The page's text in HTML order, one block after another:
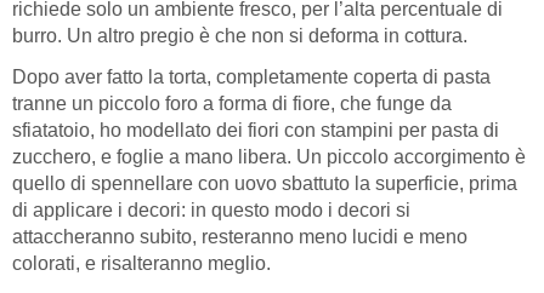
richiede solo un ambiente fresco, per l’alta percentuale di
burro. Un altro pregio è che non si deforma in cottura.
Dopo aver fatto la torta, completamente coperta di pasta
tranne un piccolo foro a forma di fiore, che funge da
sfiatatoio, ho modellato dei fiori con stampini per pasta di
zucchero, e foglie a mano libera. Un piccolo accorgimento è
quello di spennellare con uovo sbattuto la superficie, prima
di applicare i decori: in questo modo i decori si
attaccheranno subito, resteranno meno lucidi e meno
colorati, e risalteranno meglio.